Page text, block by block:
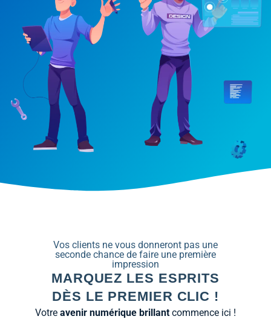
Vos clients ne vous donneront pas une
seconde chance de faire une première
impression
MARQUEZ LES ESPRITS
DÈS LE PREMIER CLIC !
Votre avenir numérique brillant commence ici !